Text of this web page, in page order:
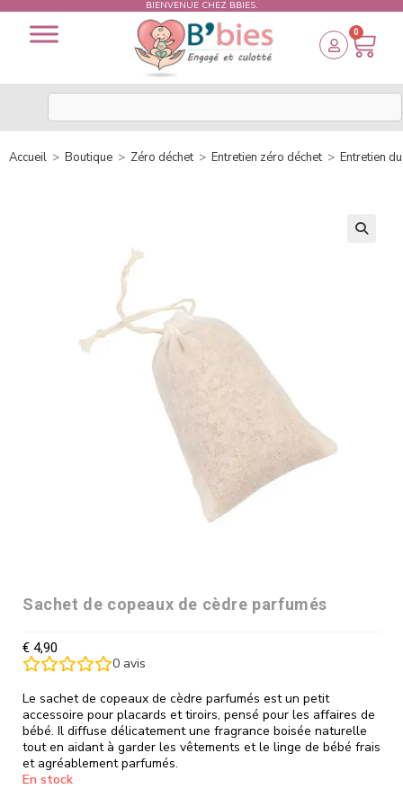
BIENVENUE CHEZ BBIES.
0
Accueil > Boutique > Zéro déchet > Entretien zéro déchet > Entretien
Sachet de copeaux de cèdre parfumés
€ 4,90
0 avis
Le sachet de copeaux de cèdre parfumés est un petit
accessoire pour placards et tiroirs, pensé pour les affaires de
bébé. Il diffuse délicatement une fragrance boisée naturelle
tout en aidant à garder les vêtements et le linge de bébé frais
et agréablement parfumés.
En stock